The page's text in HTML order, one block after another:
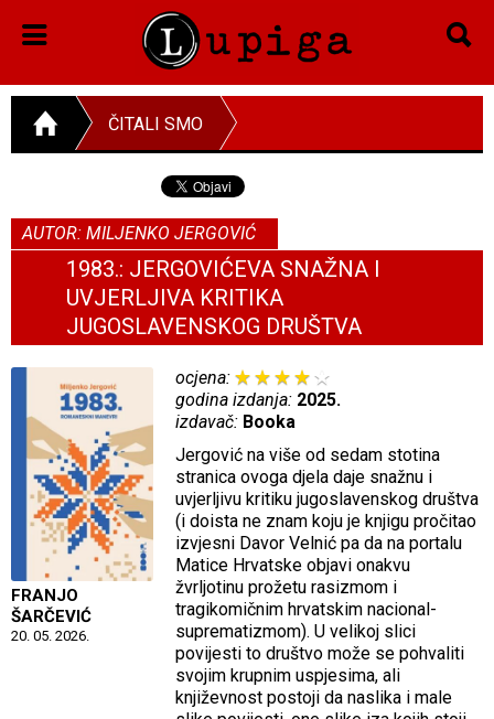
ČITALI SMO
AUTOR: MILJENKO JERGOVIĆ
1983.: JERGOVIĆEVA SNAŽNA I
UVJERLJIVA KRITIKA
JUGOSLAVENSKOG DRUŠTVA
FRANJO
ŠARČEVIĆ
20. 05. 2026.
ocjena:
godina izdanja: 2025.
izdavač: Booka
Jergović na više od sedam stotina
stranica ovoga djela daje snažnu i
uvjerljivu kritiku jugoslavenskog društva
(i doista ne znam koju je knjigu pročitao
izvjesni Davor Velnić pa da na portalu
Matice Hrvatske objavi onakvu
žvrljotinu prožetu rasizmom i
tragikomičnim hrvatskim nacional-
suprematizmom). U velikoj slici
povijesti to društvo može se pohvaliti
svojim krupnim uspjesima, ali
književnost postoji da naslika i male